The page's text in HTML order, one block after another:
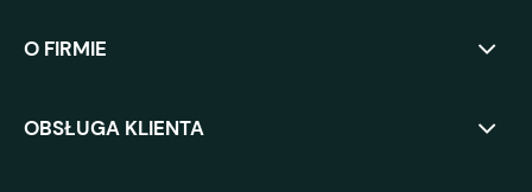
O FIRMIE
OBSŁUGA KLIENTA